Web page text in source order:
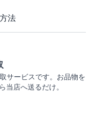
法
サービスです。お品物を
当店へ送るだけ。